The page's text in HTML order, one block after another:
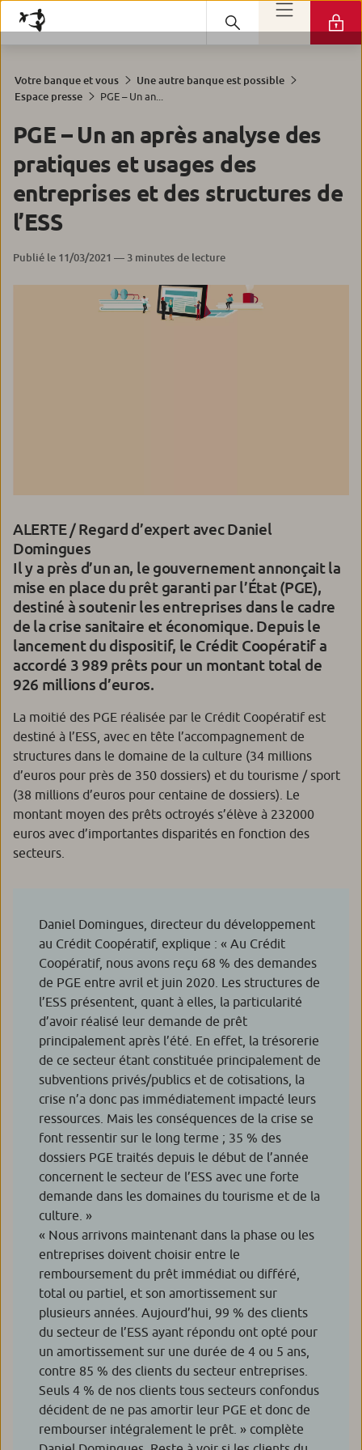
Votre banque et vous
Une autre banque est possible
Espace presse
PGE – Un an...
PGE – Un an après analyse des
pratiques et usages des
entreprises et des structures de
l’ESS
Publié le 11/03/2021 — 3 minutes de lecture
ALERTE / Regard d’expert avec Daniel
Domingues
Il y a près d’un an, le gouvernement annonçait la
mise en place du prêt garanti par l’État (PGE),
destiné à soutenir les entreprises dans le cadre
de la crise sanitaire et économique. Depuis le
lancement du dispositif, le Crédit Coopératif a
accordé 3 989 prêts pour un montant total de
926 millions d’euros.
La moitié des PGE réalisée par le Crédit Coopératif est
destiné à l’ESS, avec en tête l’accompagnement de
structures dans le domaine de la culture (34 millions
d’euros pour près de 350 dossiers) et du tourisme / sport
(38 millions d’euros pour centaine de dossiers). Le
montant moyen des prêts octroyés s’élève à 232000
euros avec d’importantes disparités en fonction des
secteurs.
Daniel Domingues, directeur du développement
au Crédit Coopératif, explique : « Au Crédit
Coopératif, nous avons reçu 68 % des demandes
de PGE entre avril et juin 2020. Les structures de
l’ESS présentent, quant à elles, la particularité
d’avoir réalisé leur demande de prêt
principalement après l’été. En effet, la trésorerie
de ce secteur étant constituée principalement de
subventions privés/publics et de cotisations, la
crise n’a donc pas immédiatement impacté leurs
ressources. Mais les conséquences de la crise se
font ressentir sur le long terme ; 35 % des
dossiers PGE traités depuis le début de l’année
concernent le secteur de l’ESS avec une forte
demande dans les domaines du tourisme et de la
culture. »
« Nous arrivons maintenant dans la phase ou les
entreprises doivent choisir entre le
remboursement du prêt immédiat ou différé,
total ou partiel, et son amortissement sur
plusieurs années. Aujourd’hui, 99 % des clients
du secteur de l’ESS ayant répondu ont opté pour
un amortissement sur une durée de 4 ou 5 ans,
contre 85 % des clients du secteur entreprises.
Seuls 4 % de nos clients tous secteurs confondus
décident de ne pas amortir leur PGE et donc de
rembourser intégralement le prêt. » complète